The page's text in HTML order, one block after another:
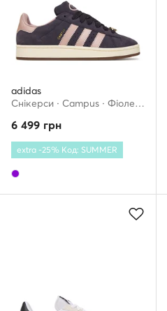
adidas
Снікерcи · Campus · Фіолетовий
6 499 грн
extra -25% Код: SUMMER